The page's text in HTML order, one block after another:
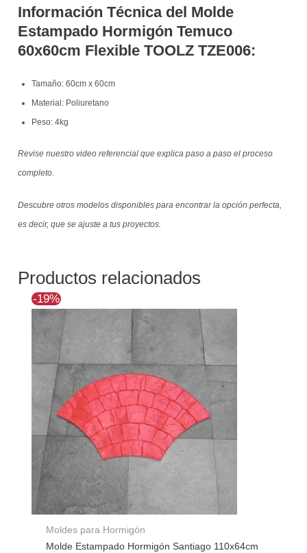
Información Técnica del Molde
Estampado Hormigón Temuco
60x60cm Flexible TOOLZ TZE006:
Tamaño: 60cm x 60cm
Material: Poliuretano
Peso: 4kg
Revise nuestro video referencial que explica paso a paso el proceso
completo.
Descubre otros modelos disponibles para encontrar la opción perfecta,
es decir, que se ajuste a tus proyectos.
Productos relacionados
-19%
Moldes para Hormigón
Molde Estampado Hormigón Santiago 110x64cm
precio
original
precio
actual
$118.280.